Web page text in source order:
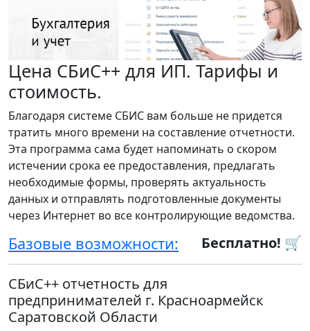
Цена СБиС++ для ИП. Тарифы и
стоимость.
Благодаря системе СБИС вам больше не придется
тратить много времени на составление отчетности.
Эта программа сама будет напоминать о скором
истечении срока ее предоставления, предлагать
необходимые формы, проверять актуальность
данных и отправлять подготовленные документы
через Интернет во все контролирующие ведомства.
Бесплатно! 🛒
Базовые возможности:
СБиС++ отчетность для
предпринимателей г. Красноармейск
Саратовской Области